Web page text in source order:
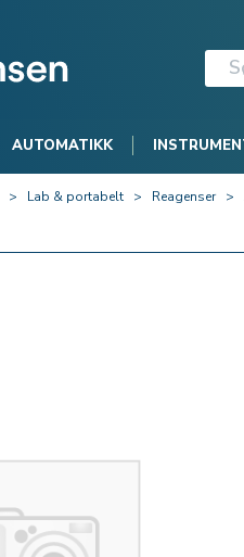
AUTOMATIKK
> Lab & portabelt > Reagenser >